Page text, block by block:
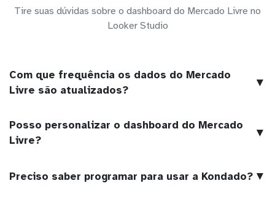
Tire suas dúvidas sobre o dashboard do Mercado Livre no
Looker Studio
Com que frequência os dados do Mercado
Livre são atualizados?
▼
Posso personalizar o dashboard do Mercado
Livre?
▼
Preciso saber programar para usar a Kondado? ▼